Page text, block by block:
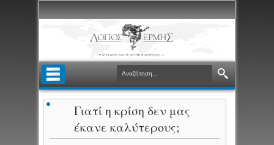
Γιατί η κρίση δεν μας
έκανε καλύτερους;